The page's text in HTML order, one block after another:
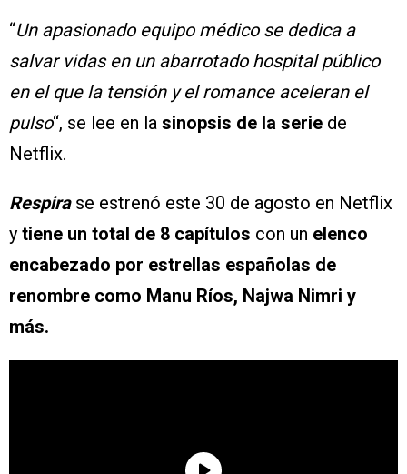
“Un apasionado equipo médico se dedica a
salvar vidas en un abarrotado hospital público
en el que la tensión y el romance aceleran el
pulso“, se lee en la sinopsis de la serie de
Netflix.
Respira se estrenó este 30 de agosto en Netflix
y tiene un total de 8 capítulos con un elenco
encabezado por estrellas españolas de
renombre como Manu Ríos, Najwa Nimri y
más.